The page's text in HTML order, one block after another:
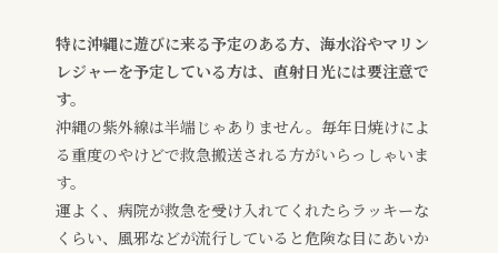
特に沖縄に遊びに来る予定のある方、海水浴やマリン
レジャーを予定している方は、直射日光には要注意で
す。
沖縄の紫外線は半端じゃありません。毎年日焼けによ
る重度のやけどで救急搬送される方がいらっしゃいま
す。
運よく、病院が救急を受け入れてくれたらラッキーな
くらい、風邪などが流行していると危険な目にあいか